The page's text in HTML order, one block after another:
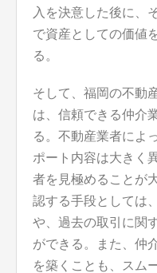
入を決意した後に、
で資産としての価値
る。
そして、福岡の不動
は、信頼できる仲介
る。不動産業者によ
ポート内容は大きく
者を見極めることが
認する手段としては
や、過去の取引に関
ができる。また、仲
を築くことも、スム